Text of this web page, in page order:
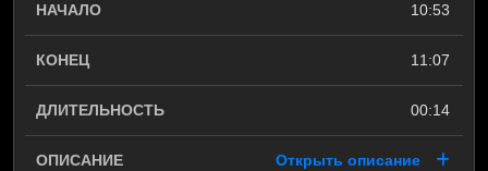
10:53
11:07
00:14
Открыть описание